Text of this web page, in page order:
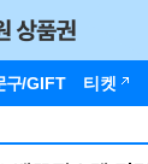
구/GIFT 티켓